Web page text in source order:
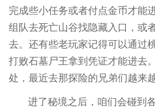
完成些小任务或者付点金币才能
组队去死亡山谷找隐藏入口，或
去。还有些老玩家记得可以通过
打败石墓尸王拿到凭证才能进去
处，最近去那探险的兄弟们越来
进了秘境之后，咱们会碰到